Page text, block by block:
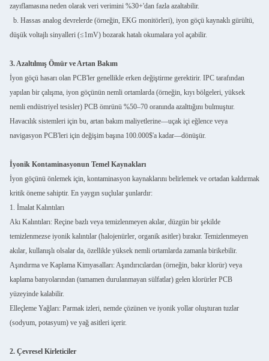
zayıflamasına neden olarak veri verimini %30+'dan fazla azaltabilir.
b. Hassas analog devrelerde (örneğin, EKG monitörleri), iyon göçü kaynaklı gürültü,
düşük voltajlı sinyalleri (≤1mV) bozarak hatalı okumalara yol açabilir.
3. Azaltılmış Ömür ve Artan Bakım
İyon göçü hasarı olan PCB'ler genellikle erken değiştirme gerektirir. IPC tarafından
yapılan bir çalışma, iyon göçünün nemli ortamlarda (örneğin, kıyı bölgeleri, yüksek
nemli endüstriyel tesisler) PCB ömrünü %50–70 oranında azalttığını bulmuştur.
Havacılık sistemleri için bu, artan bakım maliyetlerine—uçak içi eğlence veya
navigasyon PCB'leri için değişim başına 100.000$'a kadar—dönüşür.
İyonik Kontaminasyonun Temel Kaynakları
İyon göçünü önlemek için, kontaminasyon kaynaklarını belirlemek ve ortadan kaldırmak
kritik öneme sahiptir. En yaygın suçlular şunlardır:
1. İmalat Kalıntıları
Akı Kalıntıları: Reçine bazlı veya temizlenmeyen akılar, düzgün bir şekilde
temizlenmezse iyonik kalıntılar (halojenürler, organik asitler) bırakır. Temizlenmeyen
akılar, kullanışlı olsalar da, özellikle yüksek nemli ortamlarda zamanla birikebilir.
Aşındırma ve Kaplama Kimyasalları: Aşındırıcılardan (örneğin, bakır klorür) veya
kaplama banyolarından (tamamen durulanmayan sülfatlar) gelen klorürler PCB
yüzeyinde kalabilir.
Elleçleme Yağları: Parmak izleri, nemde çözünen ve iyonik yollar oluşturan tuzlar
(sodyum, potasyum) ve yağ asitleri içerir.
2. Çevresel Kirleticiler